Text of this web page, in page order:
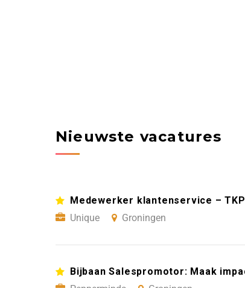
Nieuwste vacatures
Medewerker klantenservice –
Unique
Groningen
Bijbaan Salespromotor: Maak